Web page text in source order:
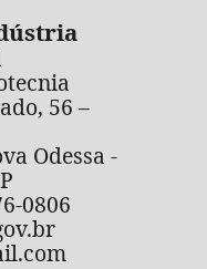
56 –
Odessa -
0806